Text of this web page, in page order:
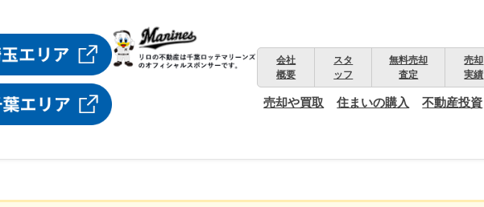
会社
概要
スタ
ッフ
無料売却
査定
売却
実績
売却や買取 住まいの購入 不動産投資